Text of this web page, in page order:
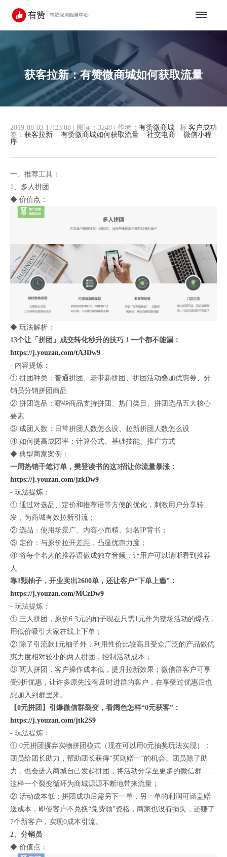
获客拉新：有赞微商城如何获取流量
客户成功
2019-08-03 17:23:08 阅读：3248 作者： 有赞微商城
标
签： 获客拉新 有赞微商城如何获取流量 社交电商
微信小程
序
一、推荐工具：
1、多人拼团
◆ 价值点：
◆ 玩法解析：
13个让「拼团」成交转化秒升的技巧！一个都不能漏：
https://j.youzan.com/tA3Dw9
- 内容提炼：
① 拼团种类：普通拼团、老带新拼团、拼团活动叠加优惠券、分
销员分销拼团商品
② 拼团选品：哪些商品支持拼团、热门类目、拼团选品五大核心
要素
③ 成团人数：日常拼团人数怎么设、拉新拼团人数怎么设
④ 如何提高成团率：计算公式、基础技能、推广方式
◆ 典型商家案例：
一周热销千笔订单，樊登读书的这3招让你流量暴涨：
https://j.youzan.com/jzkDw9
- 玩法提炼：
① 通过对选品、定价和推荐语等方便的优化，刺激用户分享转
发，为商城有效拉新引流；
② 选品：使用场景广、内容小而精、知名IP背书；
③ 定价：与原价拉开差距，凸显优惠力度；
④ 将每个名人的推荐语做成独立音频，让用户可以清晰看到推荐
人
靠1颗柚子，开业卖出2600单，还让客户“下单上瘾”：
https://j.youzan.com/MCzDw9
- 玩法提炼：
① 三人拼团，原价6.3元的柚子现在只需1元作为整场活动的爆点，
用低价吸引大家在线上下单；
② 除了引流款1元柚子外，利用性价比较高且受众广泛的产品做优
惠力度相对较小的两人拼团，控制活动成本；
③ 两人拼团，客户操作成本低，提升拉新效果；微信群客户可享
受9折优惠，让许多原先没有及时进群的客户，在享受过优惠后也
想加入到群里来。
【0元拼团】引爆微信群裂变，看阔色怎样“0元获客”：
https://j.youzan.com/jtk2S9
- 玩法提炼：
① 0元拼团摒弃实物拼团模式（现在可以用0元抽奖玩法实现）：
团员给团长助力，帮助团长获得“买则赠一”的机会。团员除了助
力，也会进入商城自己发起拼团，将活动分享至更多的微信群……
这样一个裂变循环为商城源源不断地带来流量；
② 活动成本低：拼团成功后需另下一单，另一单的利润可涵盖赠
送成本，即使客户不兑换“免费领”资格，商家也没有损失，还赚了
7个新客户，实现0成本引流。
2、分销员
◆ 价值点：